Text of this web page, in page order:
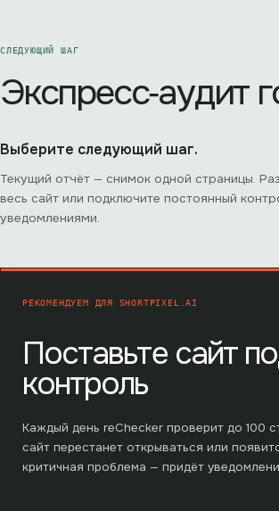
СЛЕДУЮЩИЙ ШАГ
Экспресс‑аудит
Выберите следующий шаг.
Текущий отчёт — снимок одной страницы.
весь сайт или подключите постоянный
уведомлениями.
РЕКОМЕНДУЕМ ДЛЯ SHORTPIXEL.AI
Поставьте сайт
контроль
Каждый день reChecker проверит до 100
сайт перестанет открываться или
критичная проблема — придёт